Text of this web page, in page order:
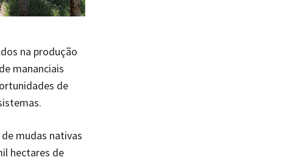
na produção
mananciais
de
mudas nativas
hectares de